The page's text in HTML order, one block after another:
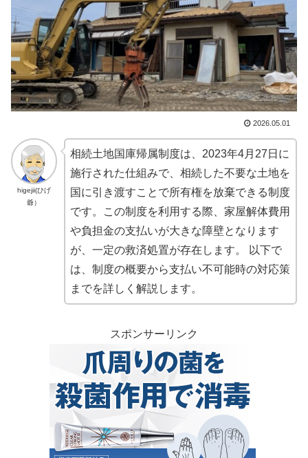
2026.05.01
higejii(ひげ
爺）
相続土地国庫帰属制度は、2023年4月27日に
施行された仕組みで、相続した不要な土地を
国に引き渡すことで所有権を放棄できる制度
です。この制度を利用する際、家屋解体費用
や負担金の支払いが大きな障壁となります
が、一定の救済処置が存在します。 以下で
は、制度の概要から支払い不可能時の対応策
までを詳しく解説します。
スポンサーリンク